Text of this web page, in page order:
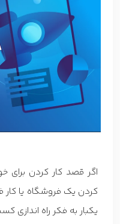
اگر قصد کار کردن برای
کردن یک فروشگاه یا کار
یکبار به فکر راه اندازی